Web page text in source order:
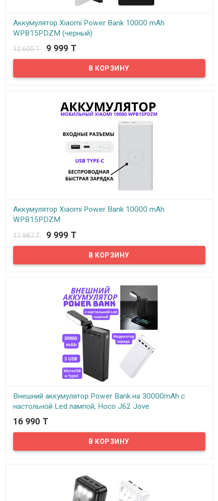
Аккумулятор Xiaomi Power Bank 10000 mAh
WPB15PDZM (черный)
В наличии
Внешний аккумулятор Power Bank Xiaomi 10000 mAh WPB15PDZM
нового поколения идеально подойдет для зарядки смартфонов,
планшетов и других устройств. Он станет отличным выбором для
12 600 T 9 999 T
Аккумулятор Xiaomi Power Bank 10000 mAh
WPB15PDZM
В наличии
Внешний аккумулятор Power Bank Xiaomi 10000 mAh WPB15PDZM
(белый) нового поколения идеально подойдет для зарядки
смартфонов, планшетов и других устройств. Он станет отличным
11 987 T 9 999 T
Внешний аккумулятор Power Bank на 30000mAh с
настольной Led лампой, Hoco J62 Jove
В наличии
Hoco J62 Jove — это стильный и компактный Power Bank он
подходит для любых мобильных устройств. Благодаря трем
разъемам USB можно заряжать сразу три устройства
16 990 T